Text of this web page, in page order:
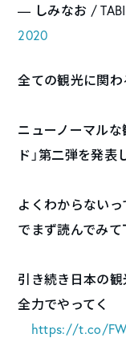
— しみなお /
2020
全ての観光に関わ
ニューノーマルな
ド」第二弾を発表
よくわからない
でまず読んでみて
引き続き日本の観
全力でやってく
https://t.co/